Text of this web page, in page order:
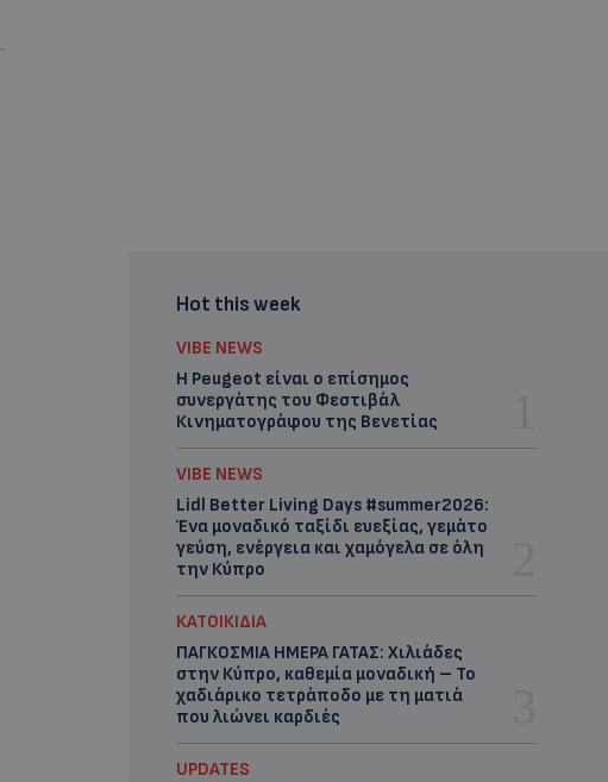
Hot this week
VIBE NEWS
Η Peugeot είναι ο επίσημος
συνεργάτης του Φεστιβάλ
Κινηματογράφου της Βενετίας
VIBE NEWS
Lidl Better Living Days #summer2026:
Ένα μοναδικό ταξίδι ευεξίας, γεμάτο
γεύση, ενέργεια και χαμόγελα σε όλη
την Κύπρο
ΚΑΤΟΙΚΙΔΙΑ
ΠΑΓΚΟΣΜΙΑ ΗΜΕΡΑ ΓΑΤΑΣ: Χιλιάδες
στην Κύπρο, καθεμία μοναδική – Το
χαδιάρικο τετράποδο με τη ματιά
που λιώνει καρδιές
UPDATES